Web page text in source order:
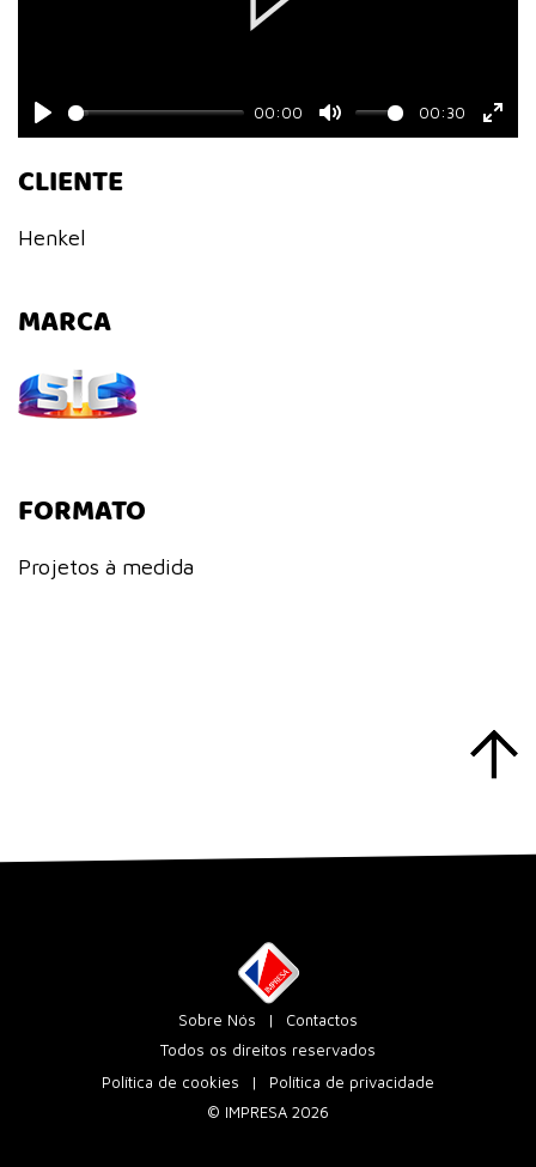
Play
00:00
Mute
00:30
Play
CLIENTE
Henkel
MARCA
FORMATO
Projetos à medida
Sobre Nós
Contactos
Todos os direitos reservados
Política de cookies
Política de privacidade
© IMPRESA 2026